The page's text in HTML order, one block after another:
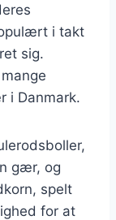
i takt
sig.
i Danmark.
gær, og
spelt
for at